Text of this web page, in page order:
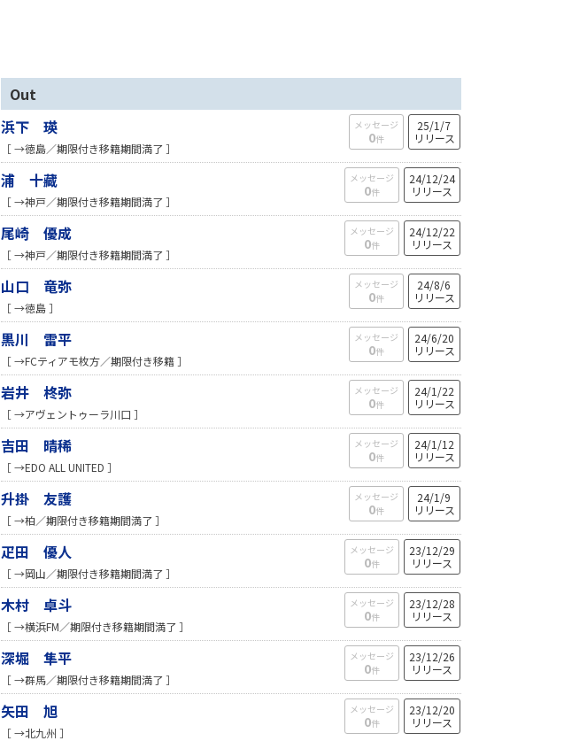
Out
浜下 瑛
［ →徳島／期限付き移籍期間満了 ］
メッセージ
0件
25/1/7
リリース
浦 十藏
［ →神戸／期限付き移籍期間満了 ］
メッセージ
0件
24/12/24
リリース
尾崎 優成
［ →神戸／期限付き移籍期間満了 ］
メッセージ
0件
24/12/22
リリース
山口 竜弥
［ →徳島 ］
メッセージ
0件
24/8/6
リリース
黒川 雷平
［ →FCティアモ枚方／期限付き移籍 ］
メッセージ
0件
24/6/20
リリース
岩井 柊弥
［ →アヴェントゥーラ川口 ］
メッセージ
0件
24/1/22
リリース
吉田 晴稀
［ →EDO ALL UNITED ］
メッセージ
0件
24/1/12
リリース
升掛 友護
［ →柏／期限付き移籍期間満了 ］
メッセージ
0件
24/1/9
リリース
疋田 優人
［ →岡山／期限付き移籍期間満了 ］
メッセージ
0件
23/12/29
リリース
木村 卓斗
［ →横浜FM／期限付き移籍期間満了 ］
メッセージ
0件
23/12/28
リリース
深堀 隼平
［ →群馬／期限付き移籍期間満了 ］
メッセージ
0件
23/12/26
リリース
矢田 旭
［ →北九州 ］
メッセージ
0件
23/12/20
リリース